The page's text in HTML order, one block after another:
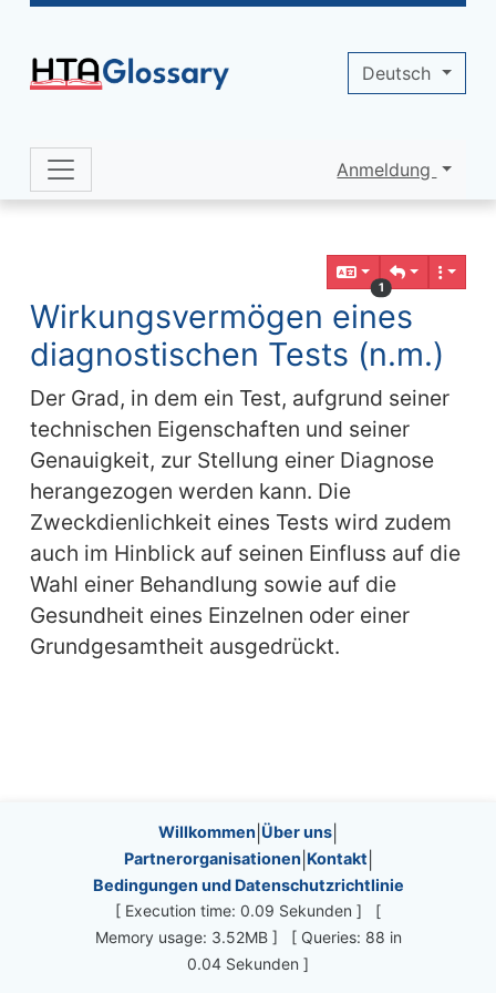
Navigation and related functionality
1
Wirkungsvermögen eines
diagnostischen Tests (n.m.)
Der Grad, in dem ein Test, aufgrund seiner
technischen Eigenschaften und seiner
Genauigkeit, zur Stellung einer Diagnose
herangezogen werden kann. Die
Zweckdienlichkeit eines Tests wird zudem
auch im Hinblick auf seinen Einfluss auf die
Wahl einer Behandlung sowie auf die
Gesundheit eines Einzelnen oder einer
Grundgesamtheit ausgedrückt.
Site information, links, etc.
Willkommen Über uns
Partnerorganisationen Kontakt
Bedingungen und Datenschutzrichtlinie
[ Execution time: 0.09 Sekunden ] [
Memory usage: 3.52MB ] [ Queries: 88 in
0.04 Sekunden ]
Site identity, navigation, etc.
Anmeldung
Deutsch